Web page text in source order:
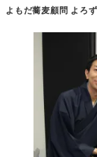
よもだ蕎麦顧問 よろ